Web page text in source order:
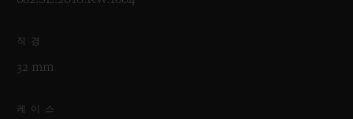
직경
32 mm
케이스